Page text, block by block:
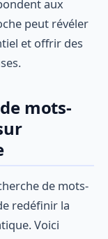
aux
peut révéler
et offrir des
mots-
de mots-
redéfinir la
Voici